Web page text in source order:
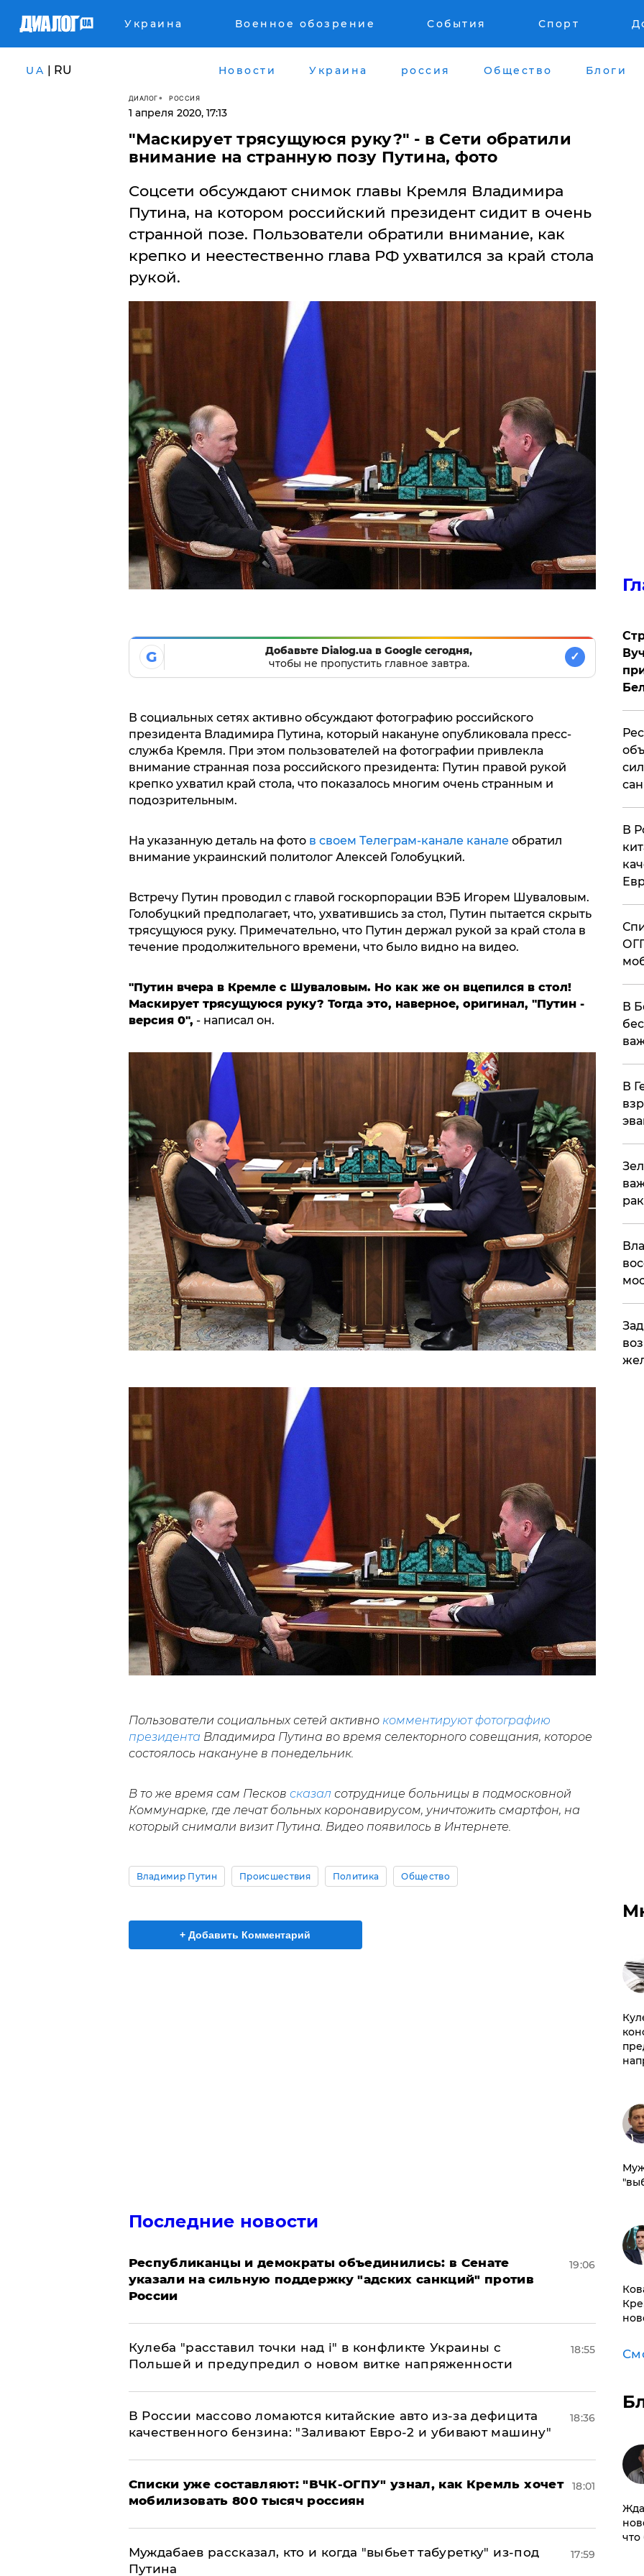
Украина Военное обозрение События Спорт
UA | RU Новости Украина россия Общество Блоги
ДИАЛОГ РОССИЯ
1 апреля 2020, 17:13
"Маскирует трясущуюся руку?" - в Сети обратили
внимание на странную позу Путина, фото
​Соцсети обсуждают снимок главы Кремля Владимира
Путина, на котором российский президент сидит в очень
странной позе. Пользователи обратили внимание, как
крепко и неестественно глава РФ ухватился за край стола
рукой.
G
Добавьте Dialog.ua в Google сегодня,
чтобы не пропустить главное завтра.
✓
В социальных сетях активно обсуждают фотографию российского
президента Владимира Путина, который накануне опубликовала пресс-
служба Кремля. При этом пользователей на фотографии привлекла
внимание странная поза российского президента: Путин правой рукой
крепко ухватил край стола, что показалось многим очень странным и
подозрительным.
На указанную деталь на фото в своем Телеграм-канале каналеобратил
внимание украинский политолог Алексей Голобуцкий.
Встречу Путин проводил с главой госкорпорации ВЭБ Игорем Шуваловым.
Голобуцкий предполагает, что, ухватившись за стол, Путин пытается скрыть
трясущуюся руку. Примечательно, что Путин держал рукой за край стола в
течение продолжительного времени, что было видно на видео.
"Путин вчера в Кремле с Шуваловым. Но как же он вцепился в стол!
Маскирует трясущуюся руку? Тогда это, наверное, оригинал, "Путин -
версия 0", - написал он.
Пользователи социальных сетей активно комментируют фотографию
президента Владимира Путина во время селекторного совещания, которое
состоялось накануне в понедельник.
В то же время сам Песков сказал сотруднице больницы в подмосковной
Коммунарке, где лечат больных коронавирусом, уничтожить смартфон, на
который снимали визит Путина. Видео появилось в Интернете.
Владимир Путин Происшествия Политика Общество
+ Добавить Комментарий
Последние новости
Республиканцы и демократы объединились: в Сенате
указали на сильную поддержку "адских санкций" против
России
19:06
Кулеба "расставил точки над і" в конфликте Украины с
Польшей и предупредил о новом витке напряженности
18:55
В России массово ломаются китайские авто из-за дефицита
качественного бензина: "Заливают Евро-2 и убивают машину"
18:36
Списки уже составляют: "ВЧК-ОГПУ" узнал, как Кремль хочет
мобилизовать 800 тысяч россиян
18:01
Муждабаев рассказал, кто и когда "выбьет табуретку" из-под
Путина
17:59
В
В
В
что